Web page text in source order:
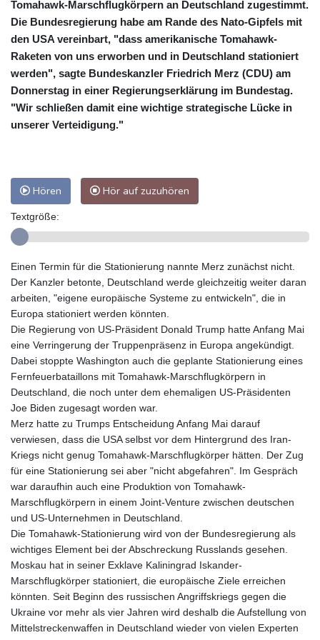
Tomahawk-Marschflugkörpern an Deutschland zugestimmt.
Die Bundesregierung habe am Rande des Nato-Gipfels mit
den USA vereinbart, "dass amerikanische Tomahawk-
Raketen von uns erworben und in Deutschland stationiert
werden", sagte Bundeskanzler Friedrich Merz (CDU) am
Donnerstag in einer Regierungserklärung im Bundestag.
"Wir schließen damit eine wichtige strategische Lücke in
unserer Verteidigung."
Hören Hör auf zuzuhören
Textgröße:
Einen Termin für die Stationierung nannte Merz zunächst nicht.
Der Kanzler betonte, Deutschland werde gleichzeitig weiter daran
arbeiten, "eigene europäische Systeme zu entwickeln", die in
Europa stationiert werden könnten.
Die Regierung von US-Präsident Donald Trump hatte Anfang Mai
eine Verringerung der Truppenpräsenz in Europa angekündigt.
Dabei stoppte Washington auch die geplante Stationierung eines
Fernfeuerbataillons mit Tomahawk-Marschflugkörpern in
Deutschland, die noch unter dem ehemaligen US-Präsidenten
Joe Biden zugesagt worden war.
Merz hatte zu Trumps Entscheidung Anfang Mai darauf
verwiesen, dass die USA selbst vor dem Hintergrund des Iran-
Kriegs nicht genug Tomahawk-Marschflugkörper hätten. Der Zug
für eine Stationierung sei aber "nicht abgefahren". Im Gespräch
war daraufhin auch eine Produktion von Tomahawk-
Marschflugkörpern in einem Joint-Venture zwischen deutschen
und US-Unternehmen in Deutschland.
Die Tomahawk-Stationierung wird von der Bundesregierung als
wichtiges Element bei der Abschreckung Russlands gesehen.
Moskau hat in seiner Exklave Kaliningrad Iskander-
Marschflugkörper stationiert, die europäische Ziele erreichen
könnten. Seit Beginn des russischen Angriffskriegs gegen die
Ukraine vor mehr als vier Jahren wird deshalb die Aufstellung von
Mittelstreckenwaffen in Deutschland wieder von vielen Experten